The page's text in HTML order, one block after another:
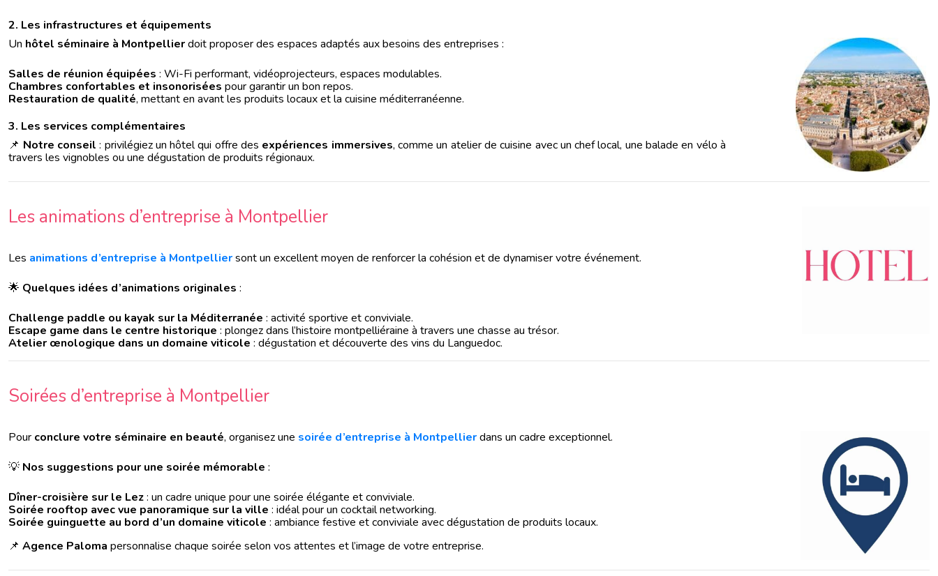
2. Les infrastructures et équipements
Un hôtel séminaire à Montpellierdoit proposer des espaces adaptés aux besoins des entreprises :
Salles de réunion équipées : Wi-Fi performant, vidéoprojecteurs, espaces modulables.
Chambres confortables et insonorisées pour garantir un bon repos.
Restauration de qualité, mettant en avant les produits locaux et la cuisine méditerranéenne.
3. Les services complémentaires
📌 Notre conseil : privilégiez un hôtel qui offre des expériences immersives, comme un atelier de cuisine avec un chef local, une balade en vélo à
travers les vignobles ou une dégustation de produits régionaux.
Les animations d’entreprise à Montpellier
Les animations d’entreprise à Montpelliersont un excellent moyen de renforcer la cohésion et de dynamiser votre événement.
🌟 Quelques idées d’animations originales :
Challenge paddle ou kayak sur la Méditerranée : activité sportive et conviviale.
Escape game dans le centre historique : plongez dans l’histoire montpelliéraine à travers une chasse au trésor.
Atelier œnologique dans un domaine viticole : dégustation et découverte des vins du Languedoc.
Soirées d’entreprise à Montpellier
Pour conclure votre séminaire en beauté, organisez une soirée d’entreprise à Montpellierdans un cadre exceptionnel.
💡 Nos suggestions pour une soirée mémorable :
Dîner-croisière sur le Lez: un cadre unique pour une soirée élégante et conviviale.
Soirée rooftop avec vue panoramique sur la ville : idéal pour un cocktail networking.
Soirée guinguette au bord d’un domaine viticole : ambiance festive et conviviale avec dégustation de produits locaux.
📌 Agence Paloma personnalise chaque soirée selon vos attentes et l’image de votre entreprise.